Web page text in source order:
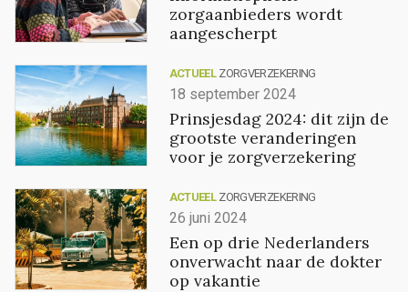
zorgaanbieders wordt
aangescherpt
ACTUEEL ZORGVERZEKERING
18 september 2024
Prinsjesdag 2024: dit zijn de
grootste veranderingen
voor je zorgverzekering
ACTUEEL ZORGVERZEKERING
26 juni 2024
Een op drie Nederlanders
onverwacht naar de dokter
op vakantie